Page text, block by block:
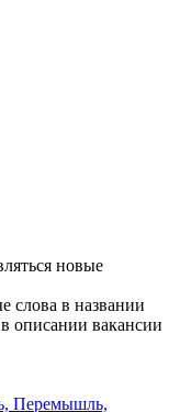
новые
слова в названии
описании вакансии
Перемышль,